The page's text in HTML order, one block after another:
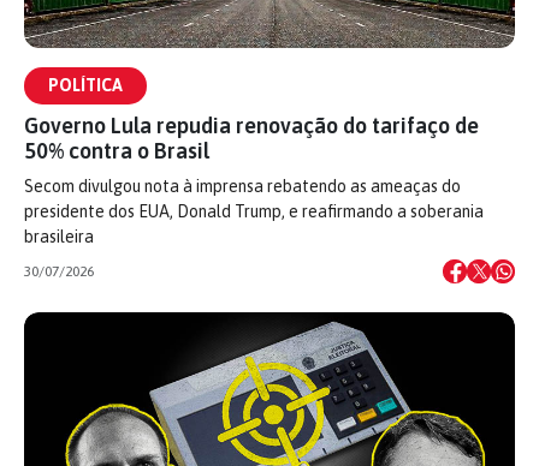
POLÍTICA
Governo Lula repudia renovação do tarifaço de
50% contra o Brasil
Secom divulgou nota à imprensa rebatendo as ameaças do
presidente dos EUA, Donald Trump, e reafirmando a soberania
brasileira
30/07/2026